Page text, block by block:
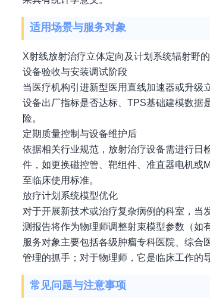
适用场景与服务对象
X射线放射治疗立体定向及计划系统辐射野
设备验收与安装调试阶段
当医疗机构引进新型医用直线加速器或升级
设备出厂指标是否达标、TPS基础建模数据
险。
定期质量控制与设备维护后
依据相关行业规范，放射治疗设备需进行日
件，如更换磁控管、靶组件、准直器电机或
至临床使用标准。
放疗计划系统模型优化
对于开展新技术或治疗复杂病例的科室，当
测报告将作为物理师调整射束模型参数（如
服务对象主要包括各级肿瘤专科医院、综
管理的抓手；对于物理师，它是临床工作的
常见问题与注意事项